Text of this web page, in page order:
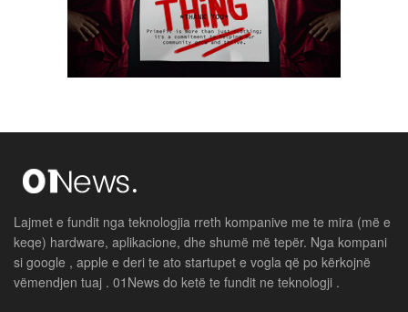
Lajmet e fundit nga teknologjia rreth kompanive me te mira (më e
keqe) hardware, aplikacione, dhe shumë më tepër. Nga kompani
si google , apple e deri te ato startupet e vogla që po kërkojnë
vëmendjen tuaj . 01News do ketë te fundit ne teknologji .